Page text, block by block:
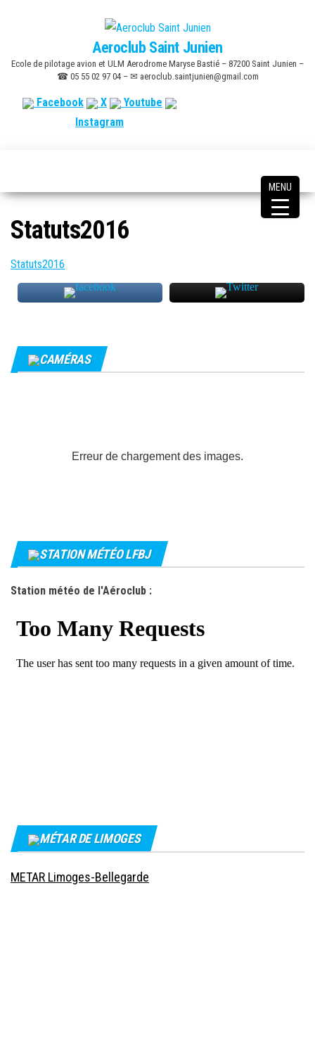
content
Aeroclub Saint Junien
Ecole de pilotage avion et ULM Aerodrome Maryse Bastié – 87200 Saint Junien –
☎ 05 55 02 97 04 – ✉ aeroclub.saintjunien@gmail.com
Facebook X
Youtube
Instagram
Statuts2016
Statuts2016
CAMÉRAS
Erreur de chargement des images.
STATION MÉTÉO LFBJ
Station météo de l'Aéroclub :
MÉTAR DE LIMOGES
METAR Limoges-Bellegarde
MENU